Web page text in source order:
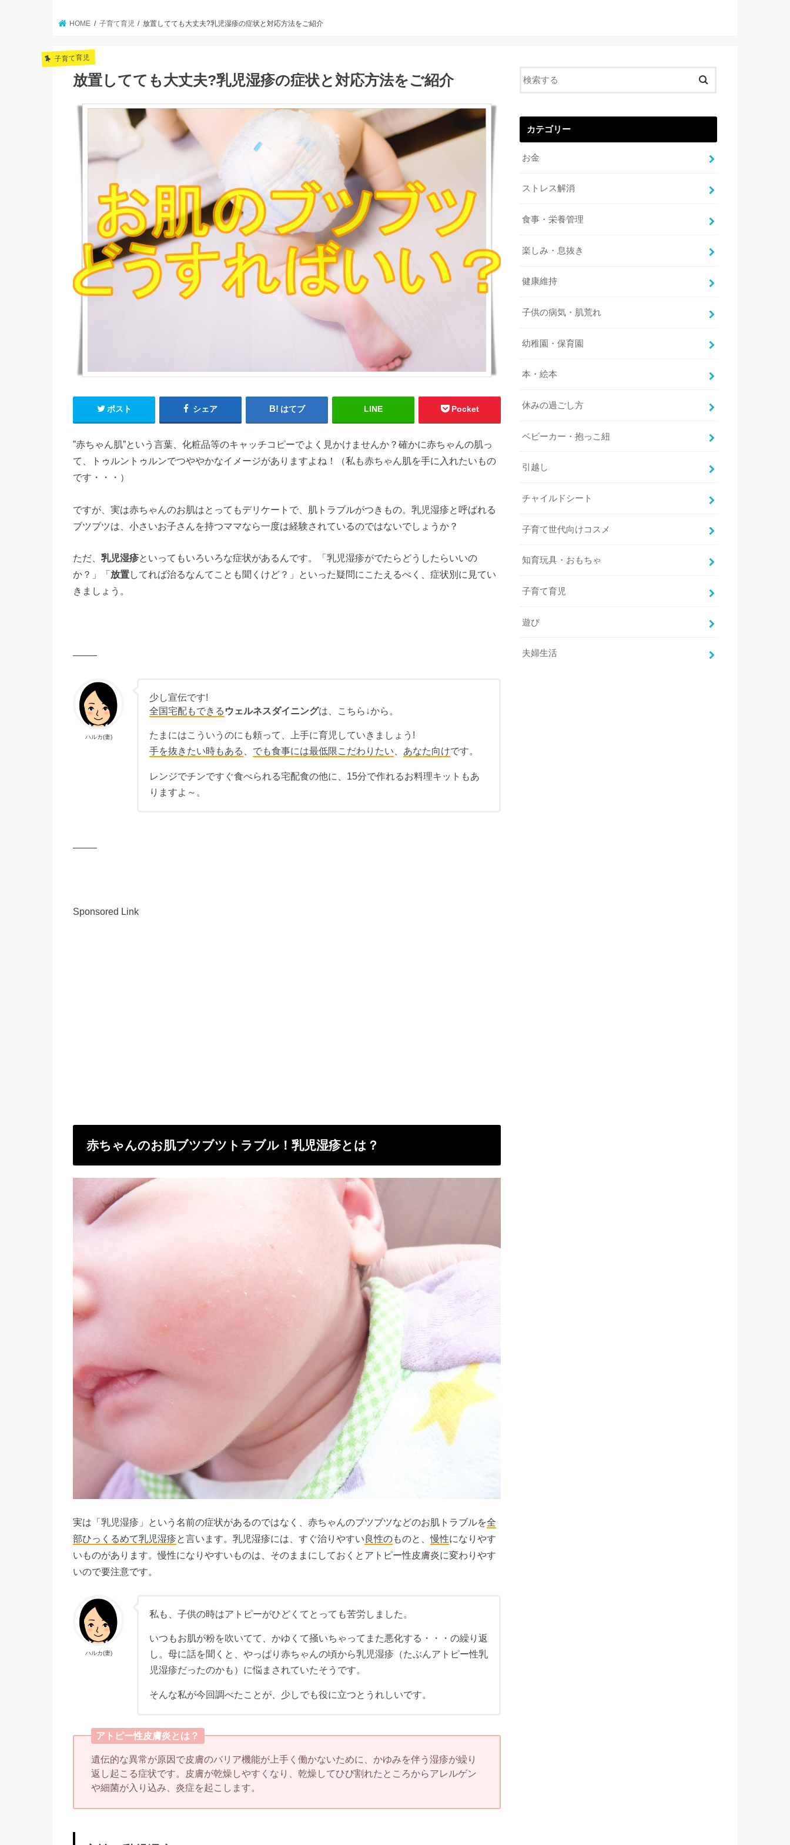
HOME 子育て育児 放置してても大丈夫?乳児湿疹の症状と対応方法をご紹介
子育て育児
放置してても大丈夫?乳児湿疹の症状と対応方法をご紹介
ポスト シェア はてブ LINE Pocket
”赤ちゃん肌”という言葉、化粧品等のキャッチコピーでよく見かけませんか？確かに赤ちゃんの肌っ
て、トゥルントゥルンでつややかなイメージがありますよね！（私も赤ちゃん肌を手に入れたいもの
です・・・）
ですが、実は赤ちゃんのお肌はとってもデリケートで、肌トラブルがつきもの。乳児湿疹と呼ばれる
ブツブツは、小さいお子さんを持つママなら一度は経験されているのではないでしょうか？
ただ、 乳児湿疹といってもいろいろな症状があるんです。「乳児湿疹がでたらどうしたらいいの
か？」「放置してれば治るなんてことも聞くけど？」といった疑問にこたえるべく、症状別に見てい
きましょう。
——–
ハルカ(妻)
少し宣伝です!
全国宅配もできる ウェルネスダイニングは、こちら↓から。
たまにはこういうのにも頼って、上手に育児していきましょう!
手を抜きたい時もある
でも食事には最低限こだわりたい あなた向けです。
レンジでチンですぐ食べられる宅配食の他に、15分で作れるお料理キットもあ
りますよ～。
——–
Sponsored Link
赤ちゃんのお肌ブツブツトラブル！乳児湿疹とは？
実は「乳児湿疹」という名前の症状があるのではなく、赤ちゃんのブツブツなどのお肌トラブルを全
部ひっくるめて乳児湿疹と言います。乳児湿疹には、すぐ治りやすい良性のものと、慢性になりやす
いものがあります。慢性になりやすいものは、そのままにしておくとアトピー性皮膚炎に変わりやす
いので要注意です。
ハルカ(妻)
私も、子供の時はアトピーがひどくてとっても苦労しました。
いつもお肌が粉を吹いてて、かゆくて掻いちゃってまた悪化する・・・の繰り返
し。母に話を聞くと、やっぱり赤ちゃんの頃から乳児湿疹（たぶんアトピー性乳
児湿疹だったのかも）に悩まされていたそうです。
そんな私が今回調べたことが、少しでも役に立つとうれしいです。
アトピー性皮膚炎とは？
遺伝的な異常が原因で皮膚のバリア機能が上手く働かないために、かゆみを伴う湿疹が繰り
返し起こる症状です。皮膚が乾燥しやすくなり、乾燥してひび割れたところからアレルゲン
や細菌が入り込み、炎症を起こします。
カテゴリー
お金
ストレス解消
食事・栄養管理
楽しみ・息抜き
健康維持
子供の病気・肌荒れ
幼稚園・保育園
本・絵本
休みの過ごし方
ベビーカー・抱っこ紐
引越し
チャイルドシート
子育て世代向けコスメ
知育玩具・おもちゃ
子育て育児
遊び
夫婦生活